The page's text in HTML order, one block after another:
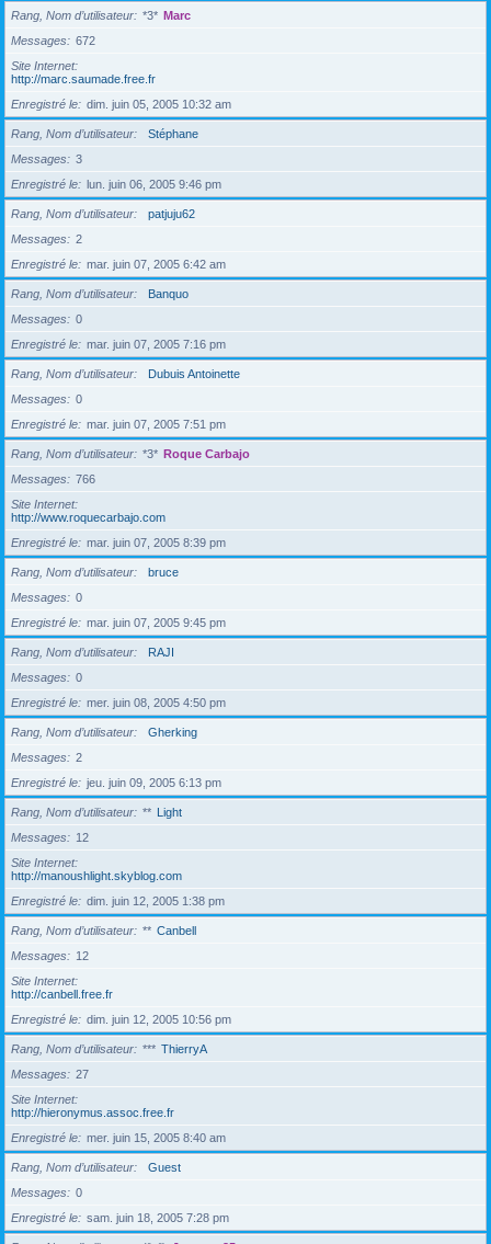
Rang, Nom d’utilisateur *3* Marc
Messages
672
Site Internet
http://marc.saumade.free.fr
Enregistré le
dim. juin 05, 2005 10:32 am
Rang, Nom d’utilisateur
Stéphane
Messages
3
Enregistré le
lun. juin 06, 2005 9:46 pm
Rang, Nom d’utilisateur
patjuju62
Messages
2
Enregistré le
mar. juin 07, 2005 6:42 am
Rang, Nom d’utilisateur
Banquo
Messages
0
Enregistré le
mar. juin 07, 2005 7:16 pm
Rang, Nom d’utilisateur
Dubuis Antoinette
Messages
0
Enregistré le
mar. juin 07, 2005 7:51 pm
Rang, Nom d’utilisateur *3* Roque Carbajo
Messages
766
Site Internet
http://www.roquecarbajo.com
Enregistré le
mar. juin 07, 2005 8:39 pm
Rang, Nom d’utilisateur
bruce
Messages
0
Enregistré le
mar. juin 07, 2005 9:45 pm
Rang, Nom d’utilisateur
RAJI
Messages
0
Enregistré le
mer. juin 08, 2005 4:50 pm
Rang, Nom d’utilisateur
Gherking
Messages
2
Enregistré le
jeu. juin 09, 2005 6:13 pm
Rang, Nom d’utilisateur ** Light
Messages
12
Site Internet
http://manoushlight.skyblog.com
Enregistré le
dim. juin 12, 2005 1:38 pm
Rang, Nom d’utilisateur ** Canbell
Messages
12
Site Internet
http://canbell.free.fr
Enregistré le
dim. juin 12, 2005 10:56 pm
Rang, Nom d’utilisateur *** ThierryA
Messages
27
Site Internet
http://hieronymus.assoc.free.fr
Enregistré le
mer. juin 15, 2005 8:40 am
Rang, Nom d’utilisateur
Guest
Messages
0
Enregistré le
sam. juin 18, 2005 7:28 pm